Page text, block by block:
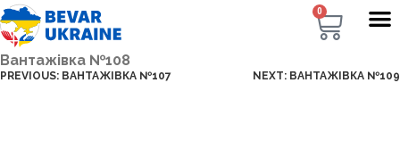
0
Вантажівка №108
PREVIOUS: ВАНТАЖІВКА №107 NEXT: ВАНТАЖІВКА №109